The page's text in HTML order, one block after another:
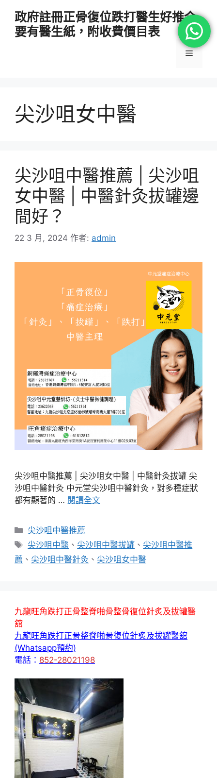
政府註冊正骨復位跌打醫生好推介
要有醫生紙，附收費價目表
選
尖沙咀女中醫
尖沙咀中醫推薦 | 尖沙咀
女中醫 | 中醫針灸拔罐邊
間好？
22 3 月, 2024 作者: admin
尖沙咀中醫推薦 | 尖沙咀女中醫 | 中醫針灸拔罐 尖
沙咀中醫針灸 中元堂尖沙咀中醫針灸，對多種症狀
都有顯著的 … 閱讀全文
分
類
尖沙咀中醫推薦
標
籤
尖沙咀中醫 、 尖沙咀中醫拔罐 、 尖沙咀中醫推
薦 、 尖沙咀中醫針灸 、 尖沙咀女中醫
九龍旺角跌打正骨整脊啪骨整骨復位針炙及拔罐醫
舘
九龍旺角跌打正骨整脊啪骨復位針炙及拔罐醫舘
(Whatsapp預約)
電話： 852-28021198